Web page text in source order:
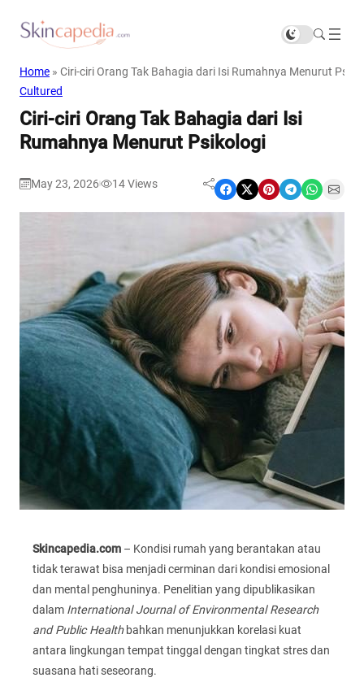
Home » Ciri-ciri Orang Tak Bahagia dari Isi Rumahnya Menurut
Cultured
Ciri-ciri Orang Tak Bahagia dari Isi
Rumahnya Menurut Psikologi
May 23, 2026 14Views Share on Facebook Share on X Share on Pinterest Share on Telegram Share on WhatsApp Share on Email
Skincapedia.com – Kondisi rumah yang berantakan atau
tidak terawat bisa menjadi cerminan dari kondisi emosional
dan mental penghuninya. Penelitian yang dipublikasikan
dalam International Journal of Environmental Research
and Public Healthbahkan menunjukkan korelasi kuat
antara lingkungan tempat tinggal dengan tingkat stres dan
suasana hati seseorang.